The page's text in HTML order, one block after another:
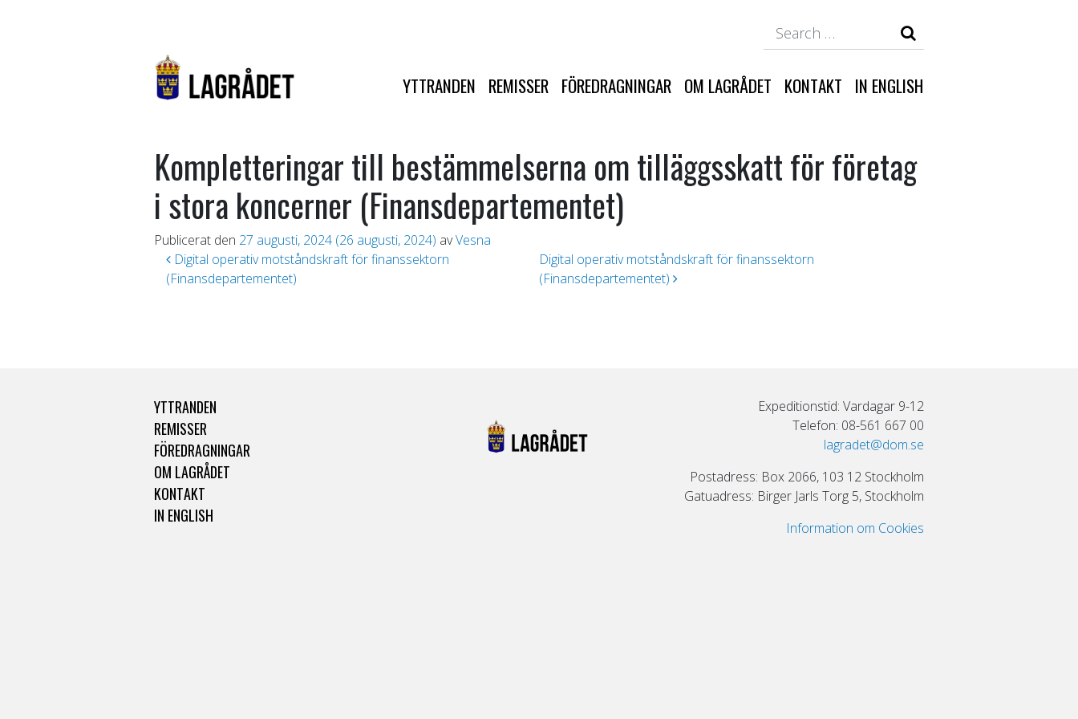
YTTRANDEN REMISSER FÖREDRAGNINGAR OM LAGRÅDET KONTAKT IN ENGLISH
Kompletteringar till bestämmelserna om tilläggsskatt för företag
i stora koncerner (Finansdepartementet)
Publicerat den 27 augusti, 2024 (26 augusti, 2024) avVesna
Inläggsnavigering
Digital operativ motståndskraft för finanssektorn
(Finansdepartementet)
Digital operativ motståndskraft för finanssektorn
(Finansdepartementet)
YTTRANDEN
REMISSER
FÖREDRAGNINGAR
OM LAGRÅDET
KONTAKT
IN ENGLISH
Expeditionstid: Vardagar 9-12
Telefon: 08-561 667 00
lagradet@dom.se
Postadress: Box 2066, 103 12 Stockholm
Gatuadress: Birger Jarls Torg 5, Stockholm
Information om Cookies